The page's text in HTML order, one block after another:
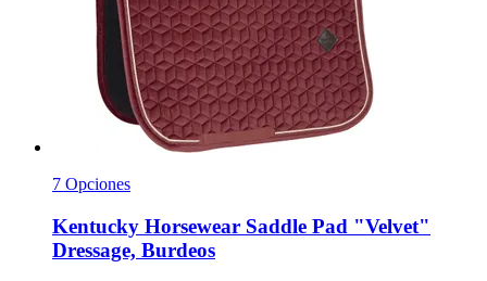
7 Opciones
Kentucky Horsewear Saddle Pad "Velvet"
Dressage, Burdeos